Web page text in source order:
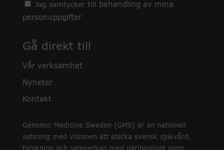
Jag samtycker till
behandling av mina
personuppgifter
Gå direkt till
Vår verksamhet
Nyheter
Kontakt
Genomic Medicine Sweden (GMS) är en nationell
satsning med visionen att stärka svensk sjukvård,
forskning och samverkan med näringslivet inom